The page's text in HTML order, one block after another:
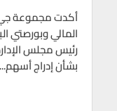
أكدت مجموعة
المالي وبورصتي
رئيس مجلس
بشأن إدراج أسهم...